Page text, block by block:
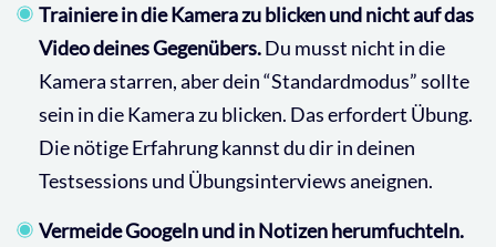
Trainiere in die Kamera zu blicken und nicht auf das
Video deines Gegenübers.Du musst nicht in die
Kamera starren, aber dein “Standardmodus” sollte
sein in die Kamera zu blicken. Das erfordert Übung.
Die nötige Erfahrung kannst du dir in deinen
Testsessions und Übungsinterviews aneignen.
Vermeide Googeln und in Notizen herumfuchteln.